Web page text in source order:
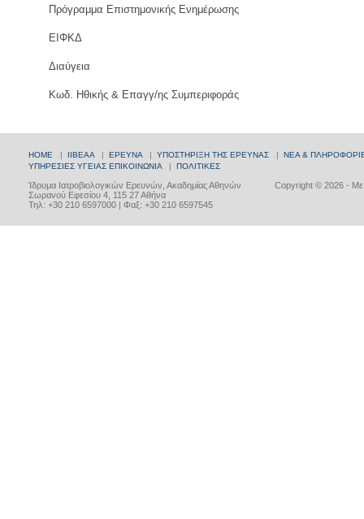
Πρόγραμμα Επιστημονικής Ενημέρωσης
ΕΙΦΚΔ
Διαύγεια
Κωδ. Ηθικής & Επαγγ/ης Συμπεριφοράς
HOME | ΙΙΒΕΑΑ | ΕΡΕΥΝΑ | ΥΠΟΣΤΗΡΙΞΗ ΤΗΣ ΕΡΕΥΝΑΣ | ΝΕΑ &
ΥΠΗΡΕΣΙΕΣ ΥΓΕΙΑΣ ΕΠΙΚΟΙΝΩΝΙΑ | ΠΟΛΙΤΙΚΕΣ
Copyright © 2026 - Με
Ίδρυμα Ιατροβιολογικών Ερευνών, Ακαδημίας Αθηνών
Σωρανού Εφεσίου 4, 115 27 Αθήνα
Τηλ: +30 210 6597000 | Φαξ: +30 210 6597545